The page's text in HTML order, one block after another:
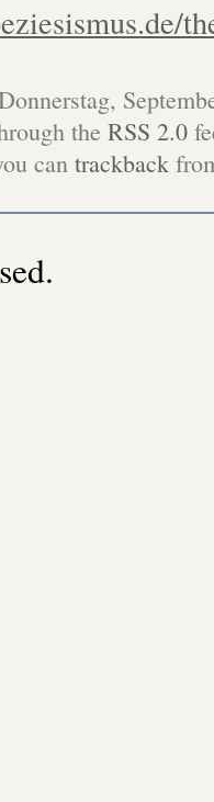
the RSS 2.0
can trackback